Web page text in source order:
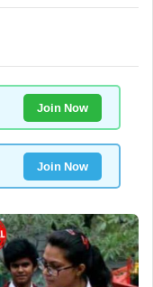
Join Now
Join Now